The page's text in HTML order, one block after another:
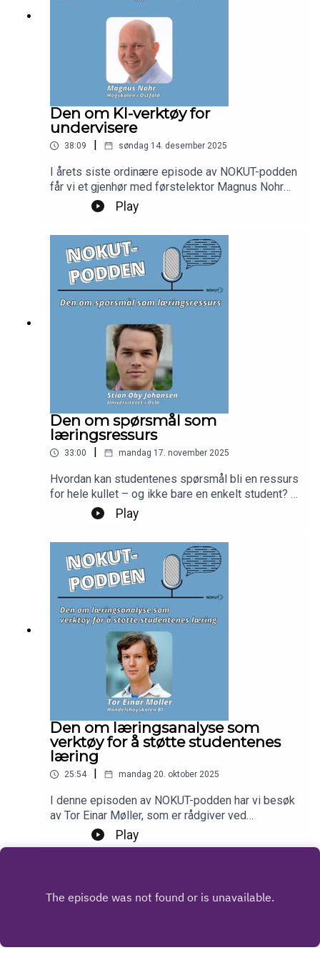
Den om KI-verktøy for
undervisere
38:09 | søndag 14. desember 2025
I årets siste ordinære episode av NOKUT-podden
får vi et gjenhør med førstelektor Magnus Nohr
fra Høgskolen i Østfold. Han oppdaterer oss på
de siste utviklingene på KI-fronten, deler funn fra
forskning på KI i UH, og reflekterer rundt egen og
studenters bruk av verktøy som NotebookLM. Vi
snakker også om personvern, institusjonelle
retningslinjer, og hvordan vi kan unngå at KI gjør
oss latere og dummere.
Play
Den om spørsmål som
læringsressurs
33:00 | mandag 17. november 2025
Hvordan kan studentenes spørsmål bli en ressurs
for hele kullet – og ikke bare en enkelt student? I
denne episoden snakker vi med Stian Øby
Johansen fra Det juridiske fakultet ved
Universitetet i Oslo om hvordan digitale
diskusjonsforum og spørretimer kan bidra til
faglig dialog, delekultur og bedre læring. Vi får
høre om konkrete grep for å senke terskelen for å
stille spørsmål, og om hvordan undervisere kan
følge opp på en måte som gir verdi for mange.
Play
Den om læringsanalyse som
verktøy for å støtte studentenes
læring
25:54 mandag 20. oktober 2025
I denne episoden av NOKUT-podden har vi besøk
av Tor Einar Møller, som er rådgiver ved
Læringssenteret på Handelshøyskolen BI. Han
forteller om hvordan høyskolen benytter data om
Play